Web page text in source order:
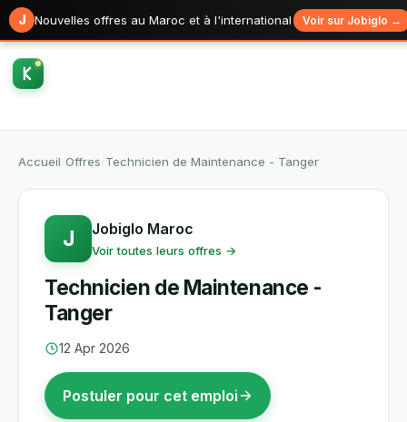
J Nouvelles offres au Maroc et à l'international Voir sur Jobiglo →
Accueil Offres Technicien de Maintenance - Tanger
J Jobiglo Maroc
Voir toutes leurs offres →
Technicien de Maintenance -
Tanger
12 Apr 2026
Postuler pour cet emploi